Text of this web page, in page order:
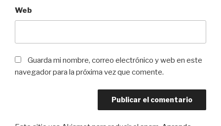
Web
Guarda mi nombre, correo electrónico y web en este
navegador para la próxima vez que comente.